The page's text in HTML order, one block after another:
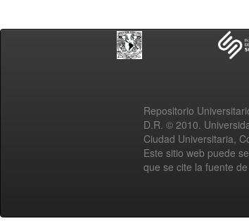
Repositorio
D.R. © 2010.
Ciudad Universitaria,
Este sitio web puede
que se cite la fuente